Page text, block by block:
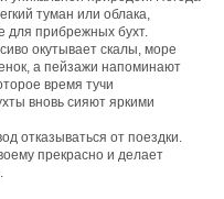
туман или облака,
для прибрежных бухт.
окутывает скалы, море
а пейзажи напоминают
время тучи
вновь сияют яркими
отказываться от поездки.
прекрасно и делает